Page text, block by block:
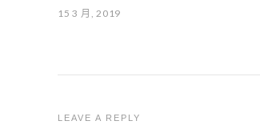
15 3 月, 2019
LEAVE A REPLY